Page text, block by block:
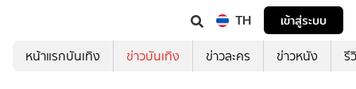
TH
เข้าสู่ระบบ
หน้าแรกบันเทิง
ข่าวบันเทิง ข่าวละคร ข่าวหนัง รี